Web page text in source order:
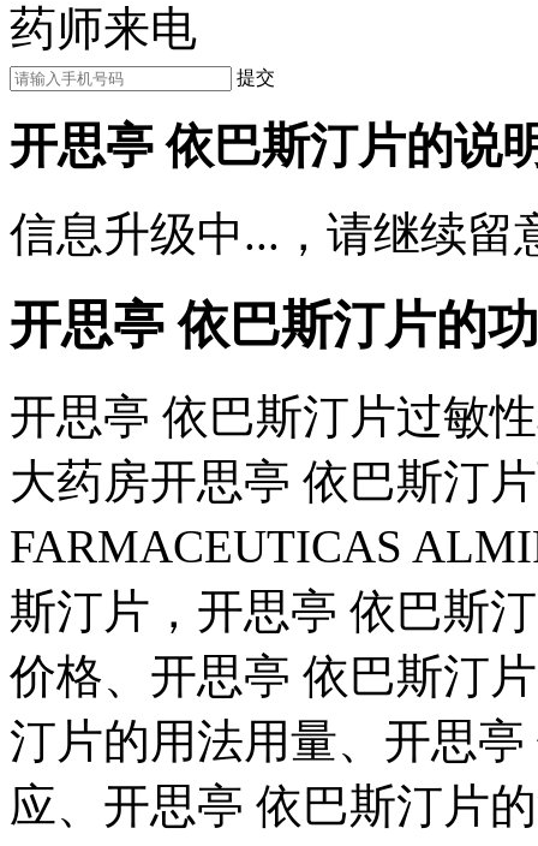
药师来电
提交
开思亭 依巴斯汀片的说
信息升级中...，请继续留
开思亭 依巴斯汀片的
开思亭 依巴斯汀片过敏
大药房开思亭 依巴斯汀
FARMACEUTICAS
斯汀片，开思亭 依巴斯
价格、开思亭 依巴斯汀
汀片的用法用量、开思
应、开思亭 依巴斯汀片